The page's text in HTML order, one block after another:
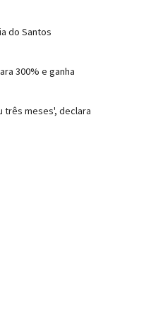
do Santos
300% e ganha
três meses', declara